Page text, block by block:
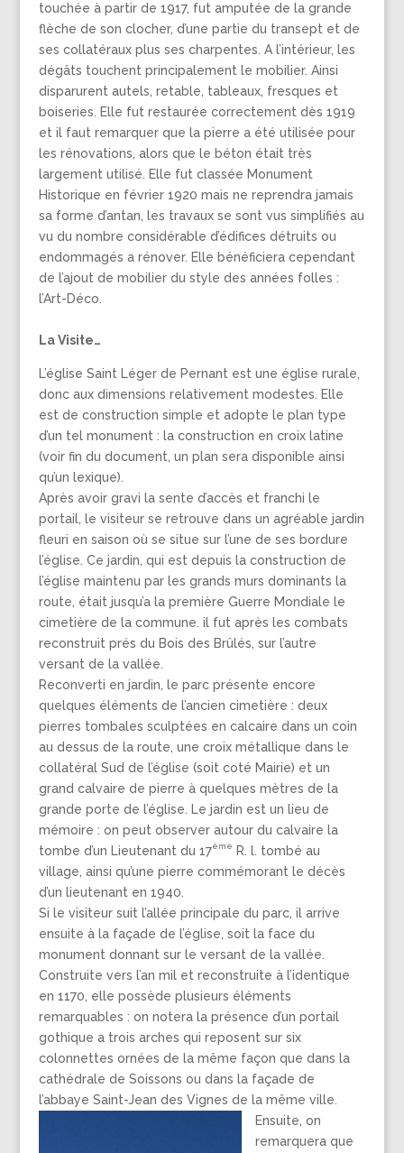
touchée à partir de 1917, fut amputée de la grande
flèche de son clocher, d’une partie du transept et de
ses collatéraux plus ses charpentes. A l’intérieur, les
dégâts touchent principalement le mobilier. Ainsi
disparurent autels, retable, tableaux, fresques et
boiseries. Elle fut restaurée correctement dès 1919
et il faut remarquer que la pierre a été utilisée pour
les rénovations, alors que le béton était très
largement utilisé. Elle fut classée Monument
Historique en février 1920 mais ne reprendra jamais
sa forme d’antan, les travaux se sont vus simplifiés au
vu du nombre considérable d’édifices détruits ou
endommagés a rénover. Elle bénéficiera cependant
de l’ajout de mobilier du style des années folles :
l’Art-Déco.
La Visite…
L’église Saint Léger de Pernant est une église rurale,
donc aux dimensions relativement modestes. Elle
est de construction simple et adopte le plan type
d’un tel monument : la construction en croix latine
(voir fin du document, un plan sera disponible ainsi
qu’un lexique).
Après avoir gravi la sente d’accès et franchi le
portail, le visiteur se retrouve dans un agréable jardin
fleuri en saison où se situe sur l’une de ses bordure
l’église. Ce jardin, qui est depuis la construction de
l’église maintenu par les grands murs dominants la
route, était jusqu’a la première Guerre Mondiale le
cimetière de la commune. il fut après les combats
reconstruit prés du Bois des Brûlés, sur l’autre
versant de la vallée.
Reconverti en jardin, le parc présente encore
quelques éléments de l’ancien cimetière : deux
pierres tombales sculptées en calcaire dans un coin
au dessus de la route, une croix métallique dans le
collatéral Sud de l’église (soit coté Mairie) et un
grand calvaire de pierre à quelques mètres de la
grande porte de l’église. Le jardin est un lieu de
mémoire : on peut observer autour du calvaire la
tombe d’un Lieutenant du 17ème
R. l. tombé au
village, ainsi qu’une pierre commémorant le décès
d’un lieutenant en 1940.
Si le visiteur suit l’allée principale du parc, il arrive
ensuite à la façade de l’église, soit la face du
monument donnant sur le versant de la vallée.
Construite vers l’an mil et reconstruite à l’identique
en 1170, elle possède plusieurs éléments
remarquables : on notera la présence d’un portail
gothique a trois arches qui reposent sur six
colonnettes ornées de la même façon que dans la
cathédrale de Soissons ou dans la façade de
l’abbaye Saint-Jean des Vignes de la même ville.
Ensuite, on
remarquera que